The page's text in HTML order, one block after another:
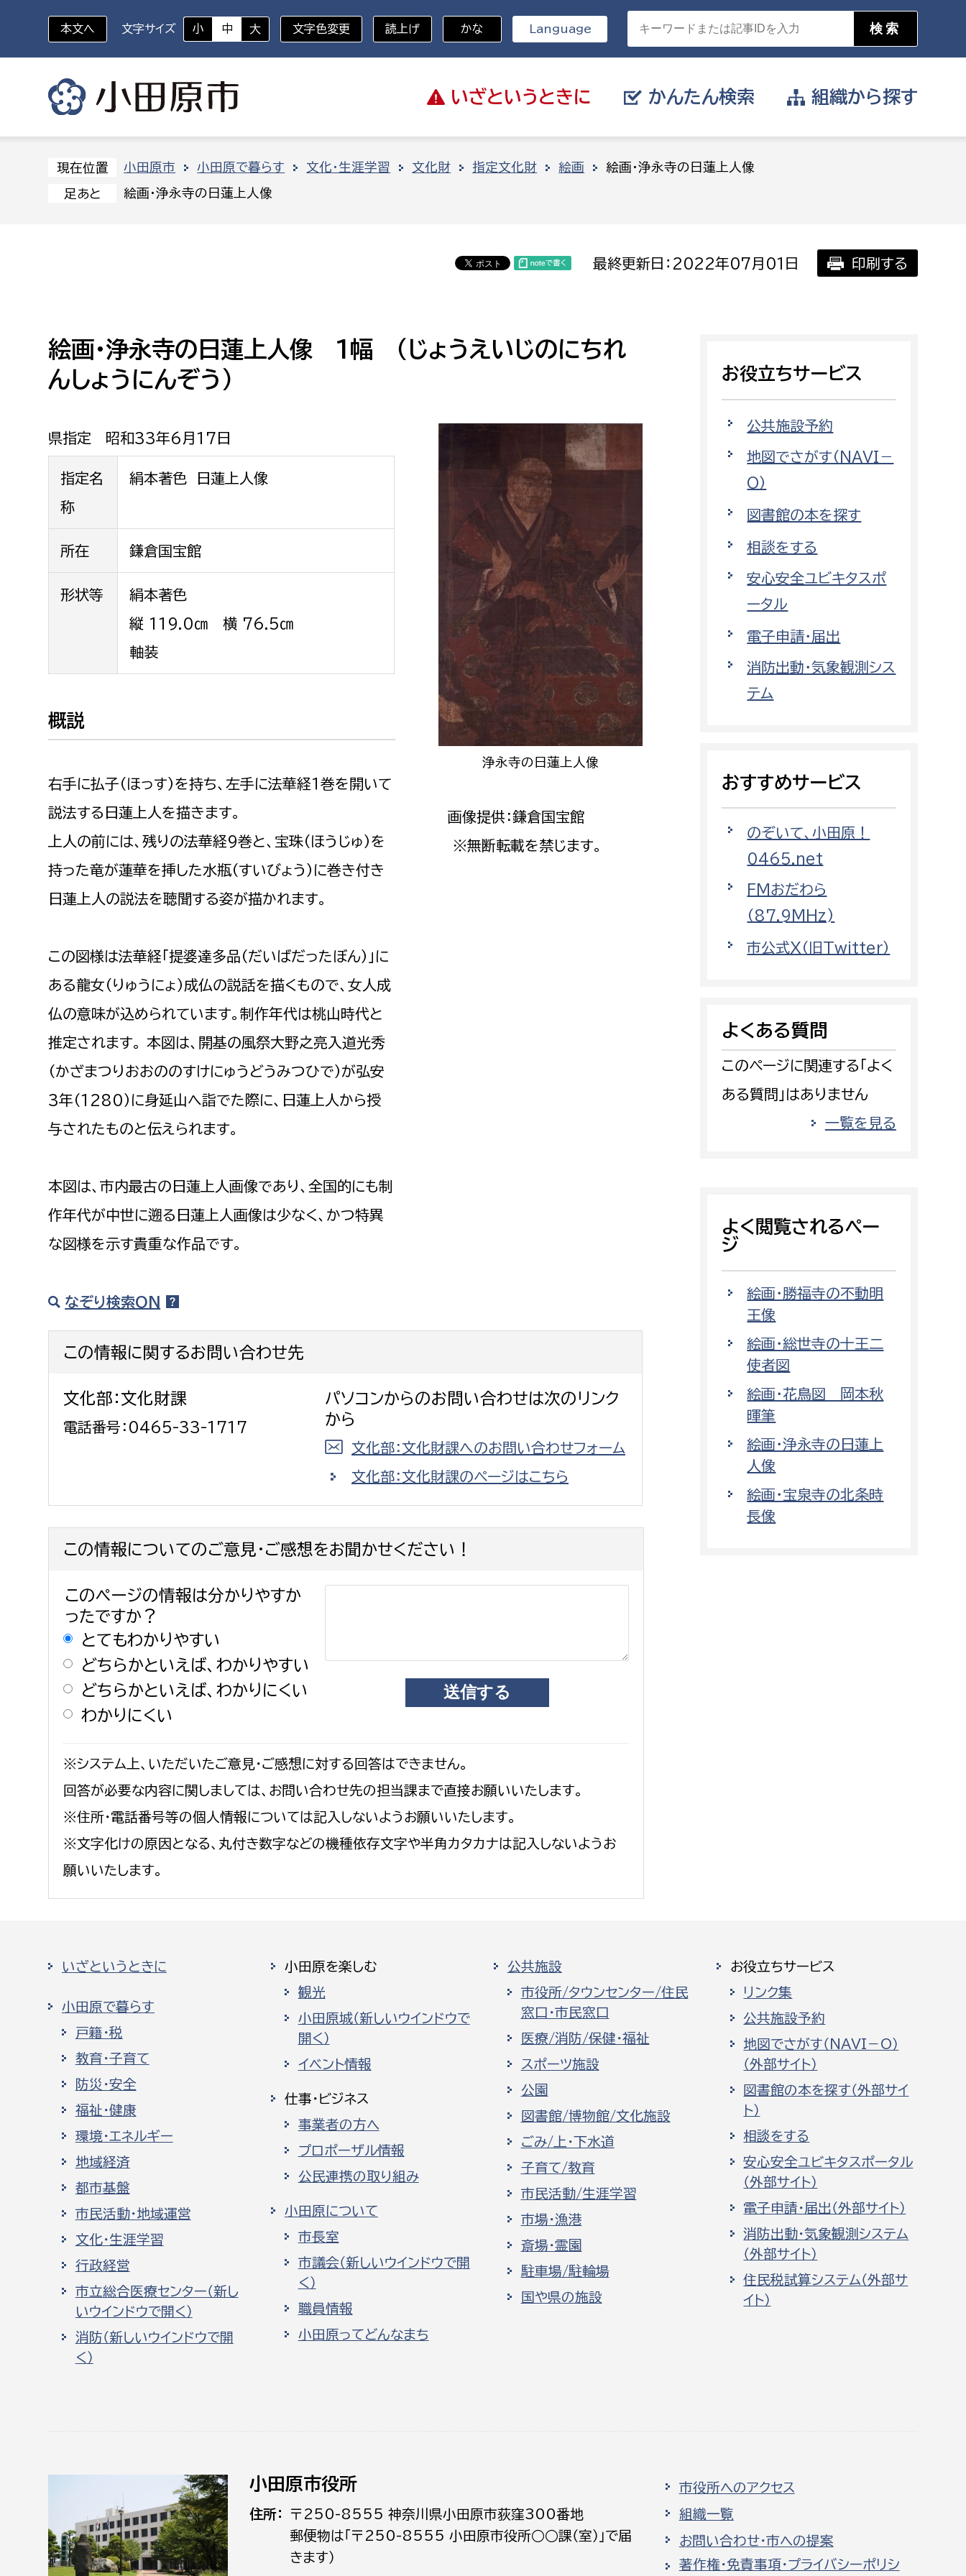
いざと いうときに
いざというときに
かんたん検索
対象者を選択
高校生・大学生など
若者
障がい者
傷病者
事業者
求職者
外国人
分野を選択
防災・安全
環境・エネルギー
文化・生涯学習
市民活動・地域づくり
観光
目的を選択
届け出や申請をしたい
支払いをしたい
働きたい
小田原のことを知りたい
イベント・講座などに参加したい
まちづくりに関わりたい
組織から探す
組織から探す
部に属さない室 企画部
職員課
市税総務課
市民税課
地域政策課
地域安全課
人権・男女共同参画課
防災対策課
文化部
文化政策課
生涯学習課
文化財課
図書館
スポーツ課
小田原城総合管理事務所
環境部
環境政策課
ゼロカーボン推進課
環境保護課
障がい福祉課
健康づくり課
子ども若者部 経済部
観光課
農政課
水産海浜課
都市政策課
建設部
国県事業推進課
土木管理課
みどり公園課
建築課
市立総合医療センター
患者サポートセンター
消防総務課
予防課
警防計画課
情報司令課
警防第2課
上下水道局
経営総務課
給排水業務課
下水道整備課
教育部
教育総務課
監査事務局
監査事務局
農業委員会事務局
本文へ 文字サイズ 小 中 大 文字色変更 読上げ かな Language
現在位置 小田原市 小田原で暮らす 文化・生涯学習 文化財 指定文化財 絵画 絵画・浄永寺の日蓮上人像
足あと 絵画・浄永寺の日蓮上人像
最終更新日：2022年07月01日 印刷する
絵画・浄永寺の日蓮上人像 1幅 （じょうえいじのにちれ
んしょうにんぞう）
県指定 昭和33年6月17日
指定名
称
絹本著色 日蓮上人像
所在 鎌倉国宝館
形状等
絹本著色
縦 119.0㎝ 横 76.5㎝
軸装
概説
右手に払子（ほっす）を持ち、左手に法華経１巻を開いて
説法する日蓮上人を描きます。
上人の前には、残りの法華経9巻と、宝珠（ほうじゅ）を
持った竜が蓮華を挿した水瓶（すいびょう）に巻き付き
日蓮上人の説法を聴聞する姿が描かれます。
この図様は法華経「提婆達多品（だいばだったぼん）」に
ある龍女（りゅうにょ）成仏の説話を描くもので、女人成
仏の意味が込められています。制作年代は桃山時代と
推定されます。 本図は、開基の風祭大野之亮入道光秀
（かざまつりおおののすけにゅうどうみつひで）が弘安
3年（1280）に身延山へ詣でた際に、日蓮上人から授
与されたものと伝えられます。
本図は、市内最古の日蓮上人画像であり、全国的にも制
作年代が中世に遡る日蓮上人画像は少なく、かつ特異
な図様を示す貴重な作品です。
浄永寺の日蓮上人像
画像提供：鎌倉国宝館
※無断転載を禁じます。
なぞり検索ON
この情報に関するお問い合わせ先
文化部：文化財課
電話番号：0465-33-1717
パソコンからのお問い合わせは次のリンク
から
文化部：文化財課へのお問い合わせフォーム
文化部：文化財課のページはこちら
この情報についてのご意見・ご感想をお聞かせください！
このページの情報は分かりやすか
ったですか？
とてもわかりやすい
どちらかといえば、わかりやすい
どちらかといえば、わかりにくい
わかりにくい
※システム上、いただいたご意見・ご感想に対する回答はできません。
回答が必要な内容に関しましては、お問い合わせ先の担当課まで直接お願いいたします。
※住所・電話番号等の個人情報については記入しないようお願いいたします。
※文字化けの原因となる、丸付き数字などの機種依存文字や半角カタカナは記入しないようお
願いいたします。
お役立ちサービス
公共施設予約
地図でさがす（NAVI－
O）
図書館の本を探す
相談をする
安心安全ユビキタスポ
ータル
電子申請・届出
消防出動・気象観測シス
テム
おすすめサービス
のぞいて、小田原！
0465.net
FMおだわら
（87.9MHz)
市公式X（旧Twitter）
よくある質問
このページに関連する「よく
ある質問」はありません
一覧を見る
よく閲覧されるペー
ジ
絵画・勝福寺の不動明
王像
絵画・総世寺の十王二
使者図
絵画・花鳥図 岡本秋
暉筆
絵画・浄永寺の日蓮上
人像
絵画・宝泉寺の北条時
長像
いざというときに
小田原で暮らす
戸籍・税
教育・子育て
防災・安全
福祉・健康
環境・エネルギー
地域経済
都市基盤
市民活動・地域運営
文化・生涯学習
行政経営
市立総合医療センター（新し
いウインドウで開く）
消防（新しいウインドウで開
く）
小田原を楽しむ
観光
小田原城（新しいウインドウで
開く）
イベント情報
仕事・ビジネス
事業者の方へ
プロポーザル情報
公民連携の取り組み
小田原について
市長室
市議会（新しいウインドウで開
く）
職員情報
小田原ってどんなまち
公共施設
市役所/タウンセンター/住民
窓口・市民窓口
医療/消防/保健・福祉
スポーツ施設
公園
図書館/博物館/文化施設
ごみ/上・下水道
子育て/教育
市民活動/生涯学習
市場・漁港
斎場・霊園
駐車場/駐輪場
国や県の施設
お役立ちサービス
リンク集
公共施設予約
地図でさがす（NAVI－O）
（外部サイト）
図書館の本を探す（外部サイ
ト）
相談をする
安心安全ユビキタスポータル
（外部サイト）
電子申請・届出（外部サイト）
消防出動・気象観測システム
（外部サイト）
住民税試算システム（外部サ
イト）
小田原市役所
住所
〒250-8555 神奈川県小田原市荻窪300番地
郵便物は「〒250-8555 小田原市役所○○課（室）」で届
きます）
市役所へのアクセス
組織一覧
お問い合わせ・市への提案
著作権・免責事項・プライバシーポリシ